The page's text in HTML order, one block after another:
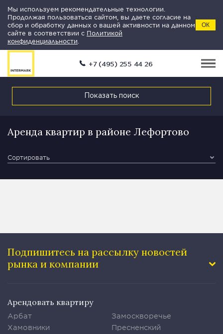
Мы используем рекомендательные технологии.
Продолжая пользоваться сайтом, вы даете согласие на
сбор и обработку данных о вашей активности на данном
сайте в соответствии с Политикой
конфиденциальности
ОК
+7 (495) 255 44 26
Показать поиск
Аренда квартир в районе Лефортово
Сортировать
Подпишитесь на рассылку новостей
рынка и компании
Арендовать квартиру
Арбат
Хамовники
Замоскворечье
Пресненский